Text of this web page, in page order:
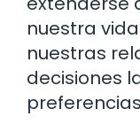
nuestra
nuestras
decisiones